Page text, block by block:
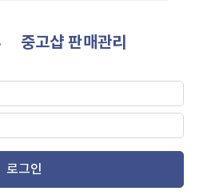
중고샵 판매관리
로그인